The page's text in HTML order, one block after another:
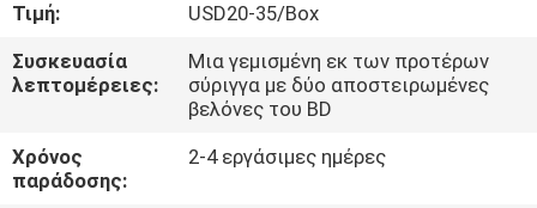
ΕΠΙΚΟΙΝΩΝΉΣΤΕ
ΜΑΖΊ
ΕΙΔΉΣΕΙΣ
Τιμή:
USD20-35/Box
Συσκευασία
λεπτομέρειες:
Μια γεμισμένη εκ των προτέρων
σύριγγα με δύο αποστειρωμένες
βελόνες του BD
Χρόνος
παράδοσης:
2-4 εργάσιμες ημέρες